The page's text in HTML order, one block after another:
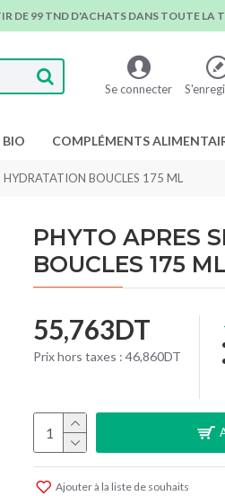
DE 99 TND D'ACHATS DANS TOUTE LA
Se connecter
BIO COMPLÉMENTS
BOUCLES 175 ML
PHYTO APRES
BOUCLES 175
55,763DT
Prix hors taxes : 46,860DT
Ajouter à la liste de souhaits